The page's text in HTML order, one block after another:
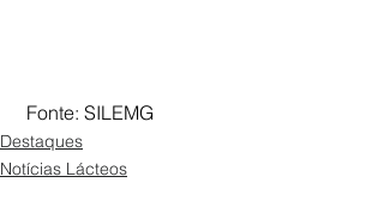
Fonte: SILEMG
Destaques
Notícias Lácteos